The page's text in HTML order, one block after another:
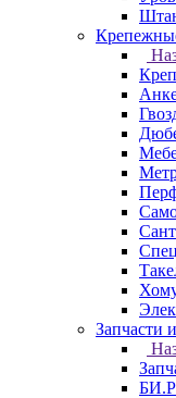
Запчасти